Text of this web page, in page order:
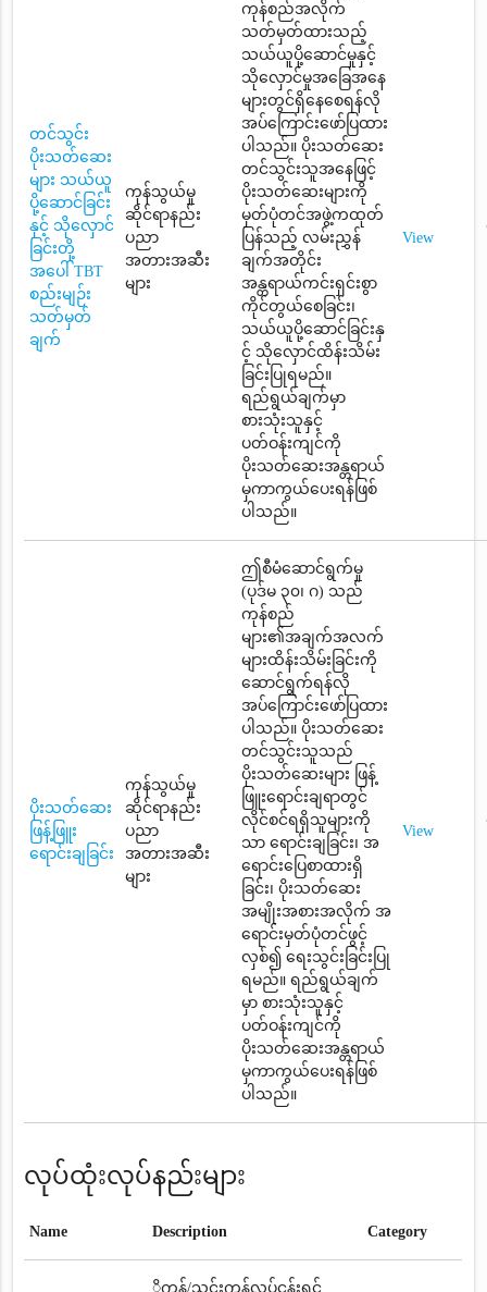
တင်သွင်း
ပိုးသတ်ဆေး
များ သယ်ယူ
ပို့ဆောင်ခြင်း
နှင့် သိုလှောင်
ခြင်းတို့
အပေါ် TBT
စည်းမျဉ်း
သတ်မှတ်
ချက်
ကုန်သွယ်မှု
ဆိုင်ရာနည်း
ပညာ
အတားအဆီး
များ
ကုန်စည်အလိုက်
သတ်မှတ်ထားသည့်
သယ်ယူပို့ဆောင်မှုနှင့်
သိုလှောင်မှုအခြေအနေ
များတွင်ရှိနေစေရန်လို
အပ်ကြောင်းဖော်ပြထား
ပါသည်။ ပိုးသတ်ဆေး
တင်သွင်းသူအနေဖြင့်
ပိုးသတ်ဆေးများကို
မှတ်ပုံတင်အဖွဲ့ကထုတ်
ပြန်သည့် လမ်းညွှန်
ချက်အတိုင်း
အန္တရာယ်ကင်းရှင်းစွာ
ကိုင်တွယ်စေခြင်း၊
သယ်ယူပို့ဆောင်ခြင်းနှ
င့် သိုလှောင်ထိန်းသိမ်း
ခြင်းပြုရမည်။
ရည်ရွယ်ချက်မှာ
စားသုံးသူနှင့်
ပတ်ဝန်းကျင်ကို
ပိုးသတ်ဆေးအန္တရာယ်
မှကာကွယ်ပေးရန်ဖြစ်
ပါသည်။
View
ပိုးသတ်ဆေး
ဖြန့်ဖြူး
ရောင်းချခြင်း
ကုန်သွယ်မှု
ဆိုင်ရာနည်း
ပညာ
အတားအဆီး
များ
ဤစီမံဆောင်ရွက်မှု
(ပုဒ်မ ၃၀၊ ဂ) သည်
ကုန်စည်
များ၏အချက်အလက်
များထိန်းသိမ်းခြင်းကို
ဆောင်ရွက်ရန်လို
အပ်ကြောင်းဖော်ပြထား
ပါသည်။ ပိုးသတ်ဆေး
တင်သွင်းသူသည်
ပိုးသတ်ဆေးများ ဖြန့်
ဖြူးရောင်းချရာတွင်
လိုင်စင်ရရှိသူများကို
သာ ရောင်းချခြင်း၊ အ
ရောင်းပြေစာထားရှိ
ခြင်း၊ ပိုးသတ်ဆေး
အမျိုးအစားအလိုက် အ
ရောင်းမှတ်ပုံတင်ဖွင့်
လှစ်၍ ရေးသွင်းခြင်းပြု
ရမည်။ ရည်ရွယ်ချက်
မှာ စားသုံးသူနှင့်
ပတ်ဝန်းကျင်ကို
ပိုးသတ်ဆေးအန္တရာယ်
မှကာကွယ်ပေးရန်ဖြစ်
ပါသည်။
View
လုပ်ထုံးလုပ်နည်းများ
Name Description Category
ို့ကုန်/သွင်းကုန်လုပ်ငန်းရှင်